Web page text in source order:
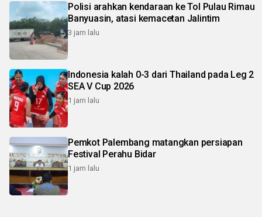
Polisi arahkan kendaraan ke Tol Pulau Rimau
Banyuasin, atasi kemacetan Jalintim
3 jam lalu
Indonesia kalah 0-3 dari Thailand pada Leg 2
SEA V Cup 2026
1 jam lalu
Pemkot Palembang matangkan persiapan
Festival Perahu Bidar
1 jam lalu